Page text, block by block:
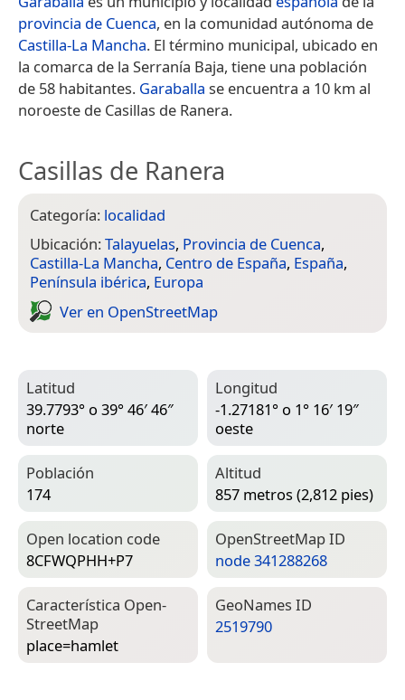
provincia de Cuenca, en la comunidad autónoma de
Castilla-La Mancha. El término municipal, ubicado en
la comarca de la Serranía Baja, tiene una población
de 58 habitantes. Garaballa se encuentra a 10 km al
noroeste de Casillas de Ranera.
Casillas de Ranera
Categoría: localidad
Ubicación:Talayuelas, Provincia de Cuenca,
Castilla-La Mancha, Centro de España, España,
Península ibérica, Europa
Ver en Open­Street­Map
Latitud
39.7793° o 39° 46′ 46″
norte
Longitud
-1.27181° o 1° 16′ 19″
oeste
Población
174
Altitud
857 metros (2,812 pies)
Open location code
8CFWQPHH+P7
Open­Street­Map ID
node 341288268
Característica Open­
Street­Map
place=­hamlet
Geo­Names ID
2519790